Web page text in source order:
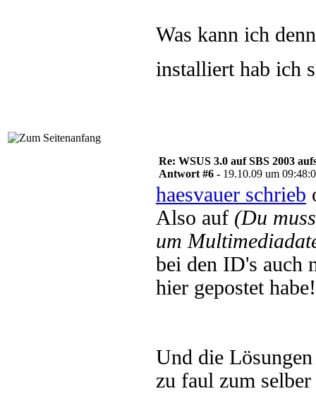
Was kann ich
installiert hab ich
Re: WSUS 3.0 auf SBS 2003
Antwort #6 - 19.10.09 um
haesvauer schrieb
Also auf (Du
um
bei den ID's auch
hier gepostet habe!
Und die
zu faul zum selber